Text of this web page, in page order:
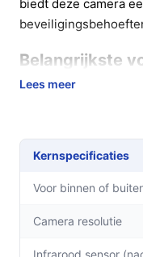
biedt deze camera
Belangrijkste
De Ezviz H8C biedt
Volledige
& tilt functie zijn
voor optimale
voor zowel
Lees meer
Kernspecificaties
Voor binnen of
Camera resolutie
Infrarood sensor